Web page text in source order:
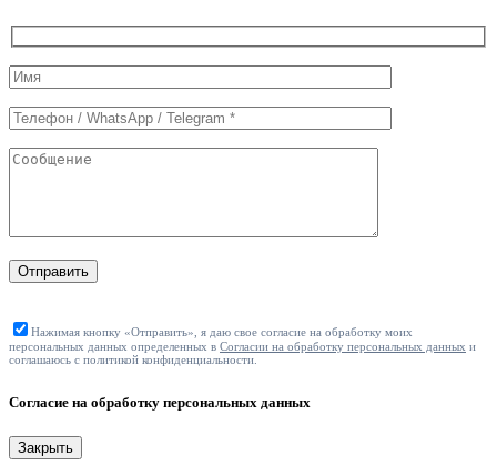
Служебные
поля
формы
Отправить
Нажимая кнопку «Отправить», я даю свое согласие на обработку моих
персональных данных определенных в Согласии на обработку персональных данных и
соглашаюсь с политикой конфиденциальности.
Согласие на обработку персональных данных
Закрыть